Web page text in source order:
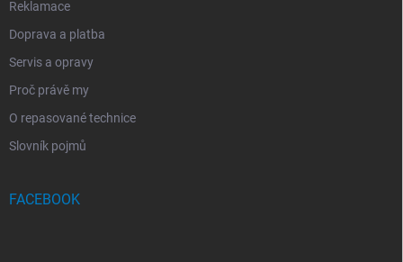
Reklamace
Doprava a platba
Servis a opravy
Proč právě my
O repasované technice
Slovník pojmů
FACEBOOK